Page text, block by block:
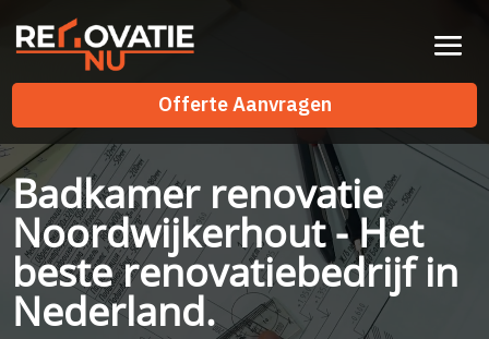
Offerte Aanvragen
Offerte Aanvragen
Badkamer renovatie
Noordwijkerhout - Het
beste renovatiebedrijf in
Nederland.